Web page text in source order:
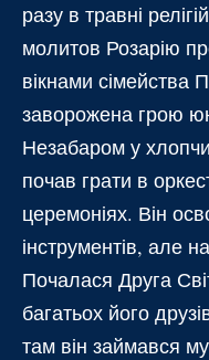
разу в травні
молитов Розарію
вікнами сімейства
заворожена грою
Незабаром у
почав грати в
церемоніях. Він
інструментів, але
Почалася Друга
багатьох його
там він займався